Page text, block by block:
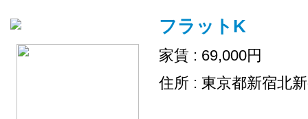
フラットK
家賃 : 69,000円
住所 : 東京都新宿北